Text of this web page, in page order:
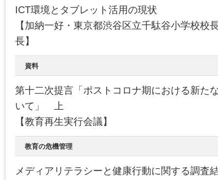
ICT環境とタブレット活用の現状
【加納一好・東京都渋谷区立千駄谷小学校校
長】
資料
第十二次提言「ポストコロナ期における新た
いて」 上
【教育再生実行会議】
教育の危機管理
メディアリテラシーと健康行動に関する調